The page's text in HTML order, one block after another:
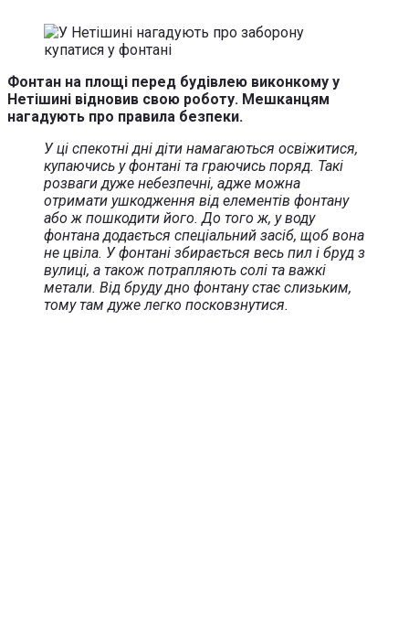
Фонтан на площі перед будівлею виконкому у
Нетішині відновив свою роботу. Мешканцям
нагадують про правила безпеки.
У ці спекотні дні діти намагаються освіжитися,
купаючись у фонтані та граючись поряд. Такі
розваги дуже небезпечні, адже можна
отримати ушкодження від елементів фонтану
або ж пошкодити його. До того ж, у воду
фонтана додається спеціальний засіб, щоб вона
не цвіла. У фонтані збирається весь пил і бруд з
вулиці, а також потрапляють солі та важкі
метали. Від бруду дно фонтану стає слизьким,
тому там дуже легко посковзнутися.